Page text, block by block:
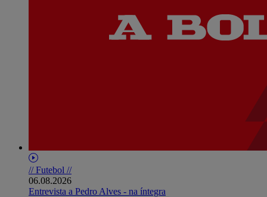
// Futebol //
06.08.2026
Entrevista a Pedro Alves - na íntegra